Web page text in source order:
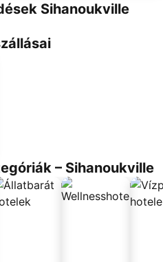
Sihanoukville
– Sihanoukville